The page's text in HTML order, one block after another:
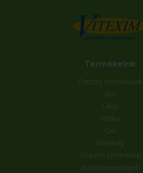
Termékeink
Összes termékünk
Bor
Likőr
Vodka
Gin
Whiskey
Vitexim termékek
Különlegességek